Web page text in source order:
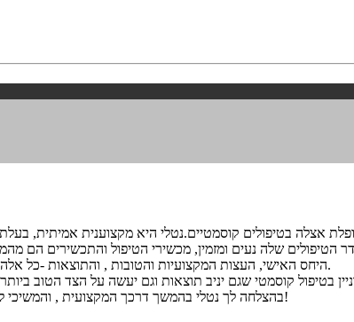
אצלה בטיפולים קוסמטיים.נטלי היא מקצוענית אמיתית, בעלת
הטיפולים שלה נעים ומזמין, מכשירי הטיפול והתכשירים הם
היחס האישי, העצות המקצועיות והטובות , והתוצאות -כל
בטיפול קוסמטי שגם יניב תוצאות וגם יעשה על הצד הטוב
בהצלחה לך נטלי בהמשך דרכך המקצועית , והמשיכי